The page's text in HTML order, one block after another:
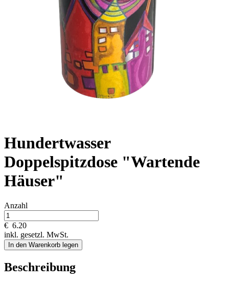
Hundertwasser
Doppelspitzdose "Wartende
Häuser"
Anzahl
€ 6.20
inkl. gesetzl. MwSt.
In den Warenkorb legen
Beschreibung